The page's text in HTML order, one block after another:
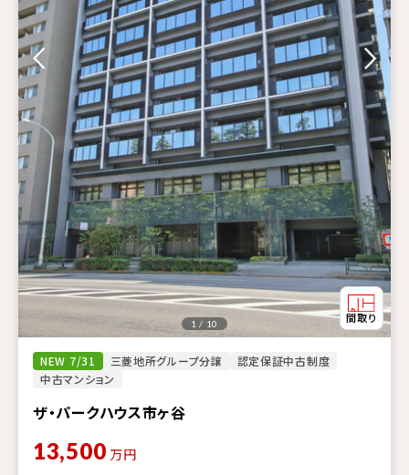
NEW 7/31 三菱地所グループ分譲
認定保証中古制度
中古マンション
ザ・パークハウス市ヶ谷
1 / 10
13,500 万円